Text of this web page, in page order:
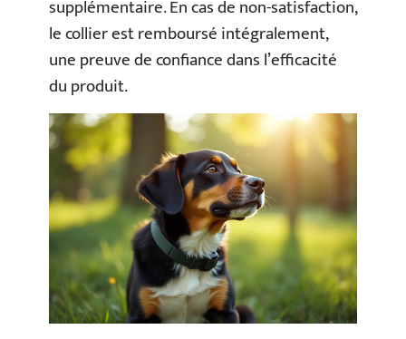
supplémentaire. En cas de non-satisfaction,
le collier est remboursé intégralement,
une preuve de confiance dans l’efficacité
du produit.